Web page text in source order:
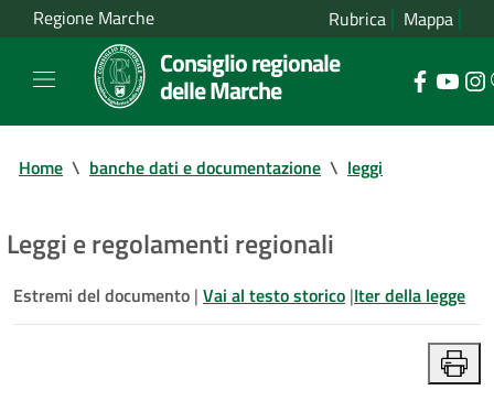
Regione Marche Rubrica Mappa
Consiglio regionale
delle Marche
Home \ banche dati e documentazione \ leggi
Leggi e regolamenti regionali
Estremi del documento | Vai al testo storico |Iter della legge